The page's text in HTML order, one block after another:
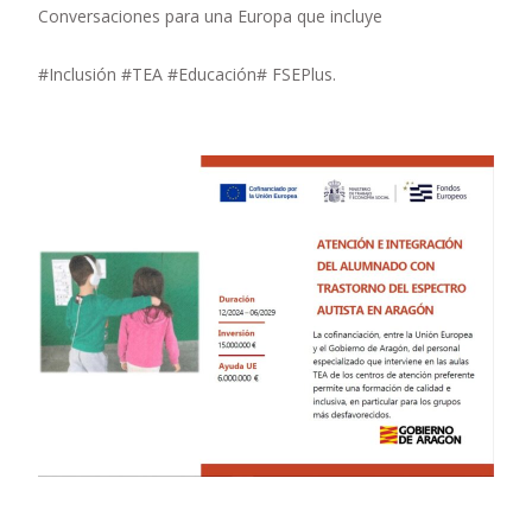
Conversaciones para una Europa que incluye
#Inclusión #TEA #Educación# FSEPlus.